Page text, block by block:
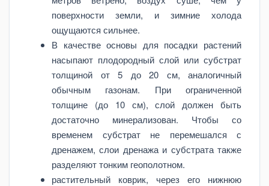
поверхности земли, и зимние холода
ощущаются сильнее.
В качестве основы для посадки растений
насыпают плодородный слой или субстрат
толщиной от 5 до 20 см, аналогичный
обычным газонам. При ограниченной
толщине (до 10 см), слой должен быть
достаточно минерализован. Чтобы со
временем субстрат не перемешался с
дренажем, слои дренажа и субстрата также
разделяют тонким геополотном.
растительный коврик, через его нижнюю